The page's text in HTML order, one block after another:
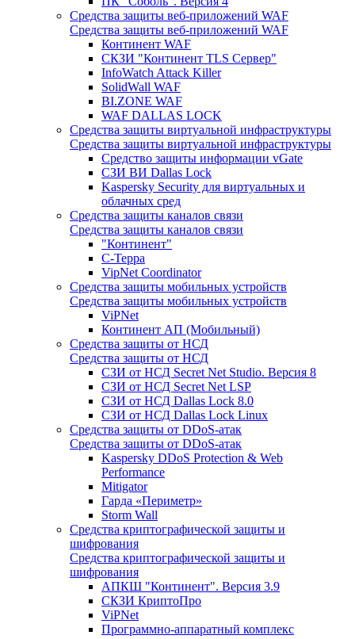
Средства защиты веб-приложений WAF
Средства защиты веб-приложений WAF
Континент WAF
СКЗИ "Континент TLS Сервер"
InfoWatch Attack Killer
SolidWall WAF
BI.ZONE WAF
WAF DALLAS LOCK
Средства защиты виртуальной инфраструктуры
Средства защиты виртуальной инфраструктуры
Средство защиты информации vGate
СЗИ ВИ Dallas Lock
Kaspersky Security для виртуальных и
облачных сред
Средства защиты каналов связи
Средства защиты каналов связи
"Континент"
С-Терра
VipNet Coordinator
Средства защиты мобильных устройств
Средства защиты мобильных устройств
ViPNet
Континент АП (Мобильный)
Средства защиты от НСД
Средства защиты от НСД
СЗИ от НСД Secret Net Studio. Версия 8
СЗИ от НСД Secret Net LSP
СЗИ от НСД Dallas Lock 8.0
СЗИ от НСД Dallas Lock Linux
Средства защиты от DDoS-атак
Средства защиты от DDoS-атак
Kaspersky DDoS Protection & Web
Performance
Mitigator
Гарда «Периметр»
Storm Wall
Средства криптографической защиты и
шифрования
Средства криптографической защиты и
шифрования
АПКШ "Континент". Версия 3.9
СКЗИ КриптоПро
ViPNet
Программно-аппаратный комплекс